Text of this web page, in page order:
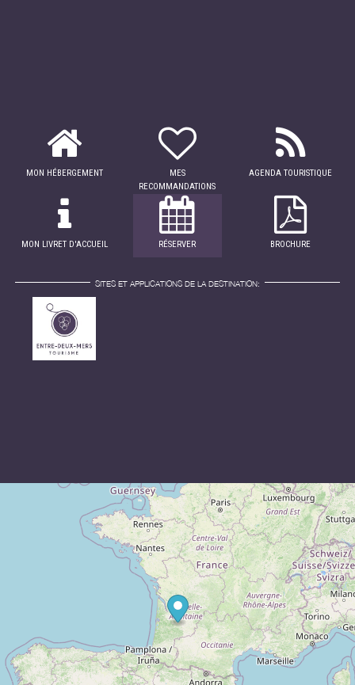
MON HÉBERGEMENT
MES
RECOMMANDATIONS
AGENDA TOURISTIQUE
MON LIVRET D'ACCUEIL RÉSERVER BROCHURE
SITES ET APPLICATIONS DE LA DESTINATION: